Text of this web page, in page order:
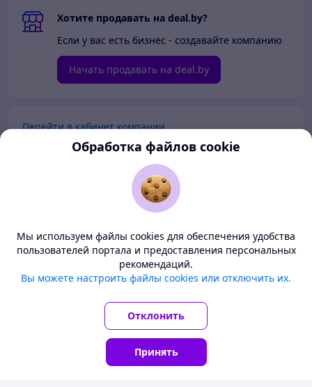
Хотите продавать на deal.by?
Если у вас есть бизнес - создавайте компанию
Начать продавать на deal.by
Перейти в кабинет компании
Перейти в личный кабинет
Продавцам
светлая BETA
© ООО "Проект Дилбай", 2008-2026
Корзина
Deal.by — маркетплейс Беларуси
заказом уточните у продавца условия доставки в ваш
регион.
Понятно
Обработка файлов cookie
Мы используем файлы cookies для обеспечения удобства
пользователей портала и предоставления персональных
рекомендаций.
Вы можете настроить файлы cookies или отключить их.
Отклонить
Принять